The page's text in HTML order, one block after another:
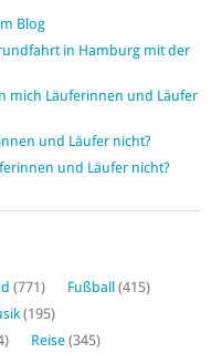
Blog
in Hamburg mit der
mich Läuferinnen und Läufer
und Läufer nicht?
und Läufer nicht?
(771) Fußball (415)
(195)
Reise (345)